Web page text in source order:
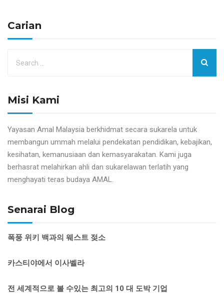
Carian
Misi Kami
Yayasan Amal Malaysia berkhidmat secara sukarela untuk
membangun ummah melalui pendekatan pendidikan, kebajikan,
kesihatan, kemanusiaan dan kemasyarakatan. Kami juga
berhasrat melahirkan ahli dan sukarelawan terlatih yang
menghayati teras budaya AMAL.
Senarai Blog
폭풍 위키 백과의 웨스트 젖소
카스티야에서 이사벨라
전 세계적으로 볼 수있는 최고의 10 대 도박 기업